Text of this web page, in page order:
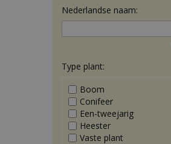
Nederlandse naam:
Type plant:
Boom
Conifeer
Een-tweejarig
Heester
Vaste plant